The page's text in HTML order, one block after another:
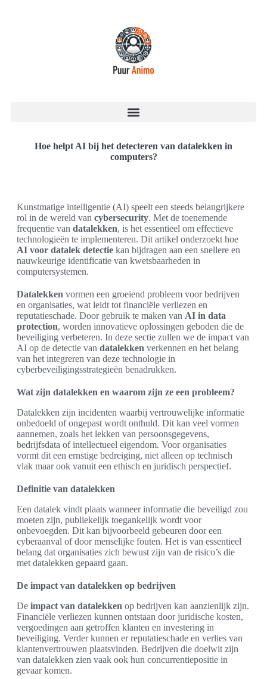
Hoe helpt AI bij het detecteren van datalekken in
computers?
Kunstmatige intelligentie (AI) speelt een steeds belangrijkere
rol in de wereld van cybersecurity. Met de toenemende
frequentie van datalekken, is het essentieel om effectieve
technologieën te implementeren. Dit artikel onderzoekt hoe
AI voor datalek detectie kan bijdragen aan een snellere en
nauwkeurige identificatie van kwetsbaarheden in
computersystemen.
Datalekken vormen een groeiend probleem voor bedrijven
en organisaties, wat leidt tot financiële verliezen en
reputatieschade. Door gebruik te maken van AI in data
protection, worden innovatieve oplossingen geboden die de
beveiliging verbeteren. In deze sectie zullen we de impact van
AI op de detectie van datalekken verkennen en het belang
van het integreren van deze technologie in
cyberbeveiligingsstrategieën benadrukken.
Wat zijn datalekken en waarom zijn ze een probleem?
Datalekken zijn incidenten waarbij vertrouwelijke informatie
onbedoeld of ongepast wordt onthuld. Dit kan veel vormen
aannemen, zoals het lekken van persoonsgegevens,
bedrijfsdata of intellectueel eigendom. Voor organisaties
vormt dit een ernstige bedreiging, niet alleen op technisch
vlak maar ook vanuit een ethisch en juridisch perspectief.
Definitie van datalekken
Een datalek vindt plaats wanneer informatie die beveiligd zou
moeten zijn, publiekelijk toegankelijk wordt voor
onbevoegden. Dit kan bijvoorbeeld gebeuren door een
cyberaanval of door menselijke fouten. Het is van essentieel
belang dat organisaties zich bewust zijn van de risico’s die
met datalekken gepaard gaan.
De impact van datalekken op bedrijven
De impact van datalekken op bedrijven kan aanzienlijk zijn.
Financiële verliezen kunnen ontstaan door juridische kosten,
vergoedingen aan getroffen klanten en investering in
beveiliging. Verder kunnen er reputatieschade en verlies van
klantenvertrouwen plaatsvinden. Bedrijven die doelwit zijn
van datalekken zien vaak ook hun concurrentiepositie in
gevaar komen.